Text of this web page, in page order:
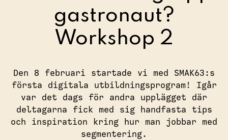
Starta eller etablera ett skolkök
Hem och konsumentkunskap
gastronaut?
Workshop 2
Den 8 februari startade vi med SMAK63:s
första digitala utbildningsprogram! Igår
var det dags för andra upplägget där
deltagarna fick med sig handfasta tips
och inspiration kring hur man jobbar med
segmentering.